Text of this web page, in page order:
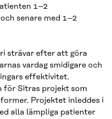
1–2
senare med 1–2
strävar efter att göra
vardag smidigare och
effektivitet.
för Sitras projekt som
Projektet inleddes i
alla lämpliga patienter